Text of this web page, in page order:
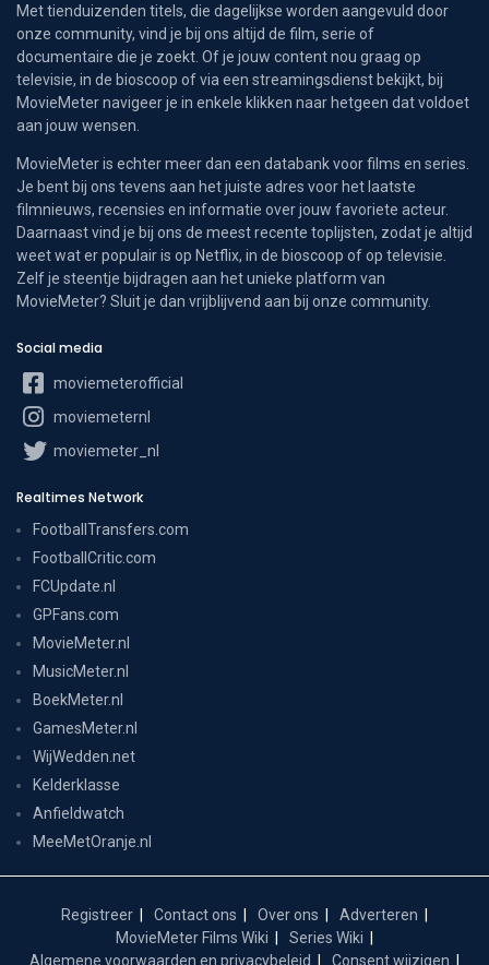
Met tienduizenden titels, die dagelijkse worden aangevuld door
onze community, vind je bij ons altijd de film, serie of
documentaire die je zoekt. Of je jouw content nou graag op
televisie, in de bioscoop of via een streamingsdienst bekijkt, bij
MovieMeter navigeer je in enkele klikken naar hetgeen dat voldoet
aan jouw wensen.
MovieMeter is echter meer dan een databank voor films en series.
Je bent bij ons tevens aan het juiste adres voor het laatste
filmnieuws, recensies en informatie over jouw favoriete acteur.
Daarnaast vind je bij ons de meest recente toplijsten, zodat je altijd
weet wat er populair is op Netflix, in de bioscoop of op televisie.
Zelf je steentje bijdragen aan het unieke platform van
MovieMeter? Sluit je dan vrijblijvend aan bij onze community.
Social media
moviemeterofficial
moviemeternl
moviemeter_nl
Realtimes Network
FootballTransfers.com
FootballCritic.com
FCUpdate.nl
GPFans.com
MovieMeter.nl
MusicMeter.nl
BoekMeter.nl
GamesMeter.nl
WijWedden.net
Kelderklasse
Anfieldwatch
MeeMetOranje.nl
Registreer Contact ons Over ons
Adverteren
MovieMeter Films Wiki
Series Wiki
Algemene voorwaarden en privacybeleid
Consent wijzigen